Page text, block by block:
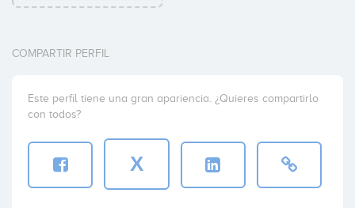
COMPARTIR PERFIL
Este perfil tiene una gran apariencia. ¿Quieres compartirlo
con todos?
X